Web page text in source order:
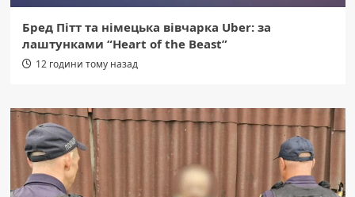
Бред Пітт та німецька вівчарка Uber: за
лаштунками “Heart of the Beast”
12 години тому назад